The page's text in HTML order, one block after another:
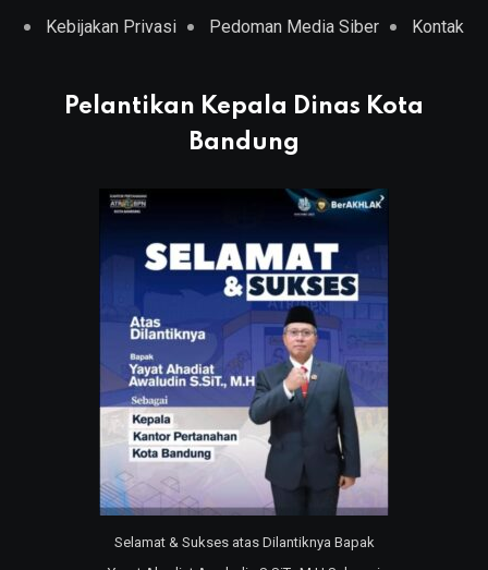
Kebijakan Privasi Pedoman Media Siber Kontak
Pelantikan Kepala Dinas Kota
Bandung
Selamat & Sukses atas Dilantiknya Bapak